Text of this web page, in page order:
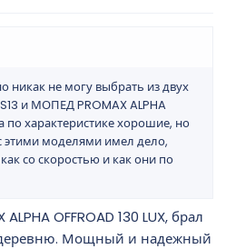
никак не могу выбрать из двух
и МОПЕД PROMAX ALPHA
по характеристике хорошие, но
этими моделями имел дело,
со скоростью и как они по
OFFROAD 130 LUX, брал
деревню. Мощный и надежный